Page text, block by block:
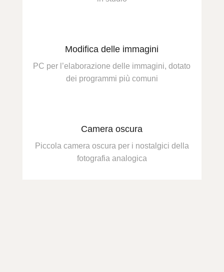
Modifica delle immagini
PC per l’elaborazione delle immagini, dotato
dei programmi più comuni
Camera oscura
Piccola camera oscura per i nostalgici della
fotografia analogica